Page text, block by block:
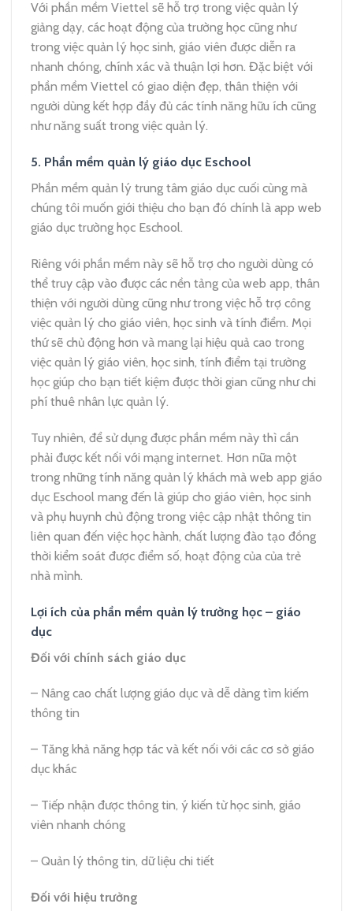
Với phần mềm Viettel sẽ hỗ trợ trong việc quản lý
giảng dạy, các hoạt động của trường học cũng như
trong việc quản lý học sinh, giáo viên được diễn ra
nhanh chóng, chính xác và thuận lợi hơn. Đặc biệt với
phần mềm Viettel có giao diện đẹp, thân thiện với
người dùng kết hợp đầy đủ các tính năng hữu ích cũng
như năng suất trong việc quản lý.
5. Phần mềm quản lý giáo dục Eschool
Phần mềm quản lý trung tâm giáo dục cuối cùng mà
chúng tôi muốn giới thiệu cho bạn đó chính là app web
giáo dục trường học Eschool.
Riêng với phần mềm này sẽ hỗ trợ cho người dùng có
thể truy cập vào được các nền tảng của web app, thân
thiện với người dùng cũng như trong việc hỗ trợ công
việc quản lý cho giáo viên, học sinh và tính điểm. Mọi
thứ sẽ chủ động hơn và mang lại hiệu quả cao trong
việc quản lý giáo viên, học sinh, tính điểm tại trường
học giúp cho bạn tiết kiệm được thời gian cũng như chi
phí thuê nhân lực quản lý.
Tuy nhiên, để sử dụng được phần mềm này thì cần
phải được kết nối với mạng internet. Hơn nữa một
trong những tính năng quản lý khách mà web app giáo
dục Eschool mang đến là giúp cho giáo viên, học sinh
và phụ huynh chủ động trong việc cập nhật thông tin
liên quan đến việc học hành, chất lượng đào tạo đồng
thời kiểm soát được điểm số, hoạt động của của trẻ
nhà mình.
Lợi ích của phần mềm quản lý trường học – giáo
dục
Đối với chính sách giáo dục
– Nâng cao chất lượng giáo dục và dễ dàng tìm kiếm
thông tin
– Tăng khả năng hợp tác và kết nối với các cơ sở giáo
dục khác
– Tiếp nhận được thông tin, ý kiến từ học sinh, giáo
viên nhanh chóng
– Quản lý thông tin, dữ liệu chi tiết
Đối với hiệu trưởng